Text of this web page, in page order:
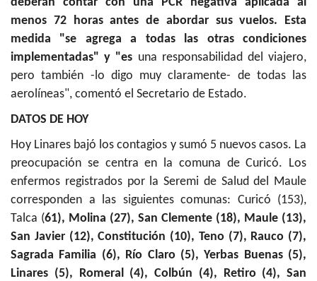
menos 72 horas antes de abordar sus vuelos. Esta
medida "se agrega a todas las otras condiciones
implementadas" y "es una responsabilidad del viajero,
pero también -lo digo muy claramente- de todas las
aerolíneas", comentó el Secretario de Estado.
DATOS DE HOY
Hoy Linares bajó los contagios y sumó 5 nuevos casos. La
preocupación se centra en la comuna de Curicó. Los
enfermos registrados por la Seremi de Salud del Maule
corresponden a las siguientes comunas: Curicó (153),
Talca (61), Molina (27), San Clemente (18), Maule (13),
San Javier (12), Constitución (10), Teno (7), Rauco (7),
Sagrada Familia (6), Río Claro (5), Yerbas Buenas (5),
Linares (5), Romeral (4), Colbún (4), Retiro (4), San